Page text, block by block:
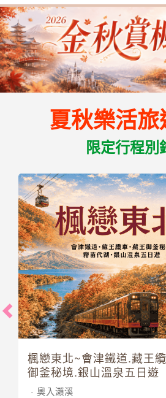
夏秋樂活
限定行程別
楓戀東北~會津鐵道.藏王
御釜秘境.銀山溫泉五日遊
奧入瀨溪